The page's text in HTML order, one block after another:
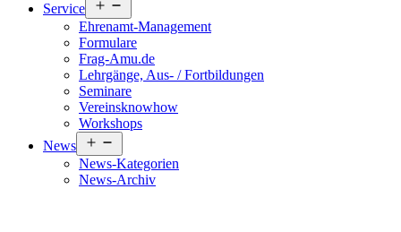
Service
öffnen
Ehrenamt-Management
Formulare
Frag-Amu.de
Lehrgänge, Aus- / Fortbildungen
Seminare
Vereinsknowhow
Workshops
News
öffnen
News-Kategorien
News-Archiv